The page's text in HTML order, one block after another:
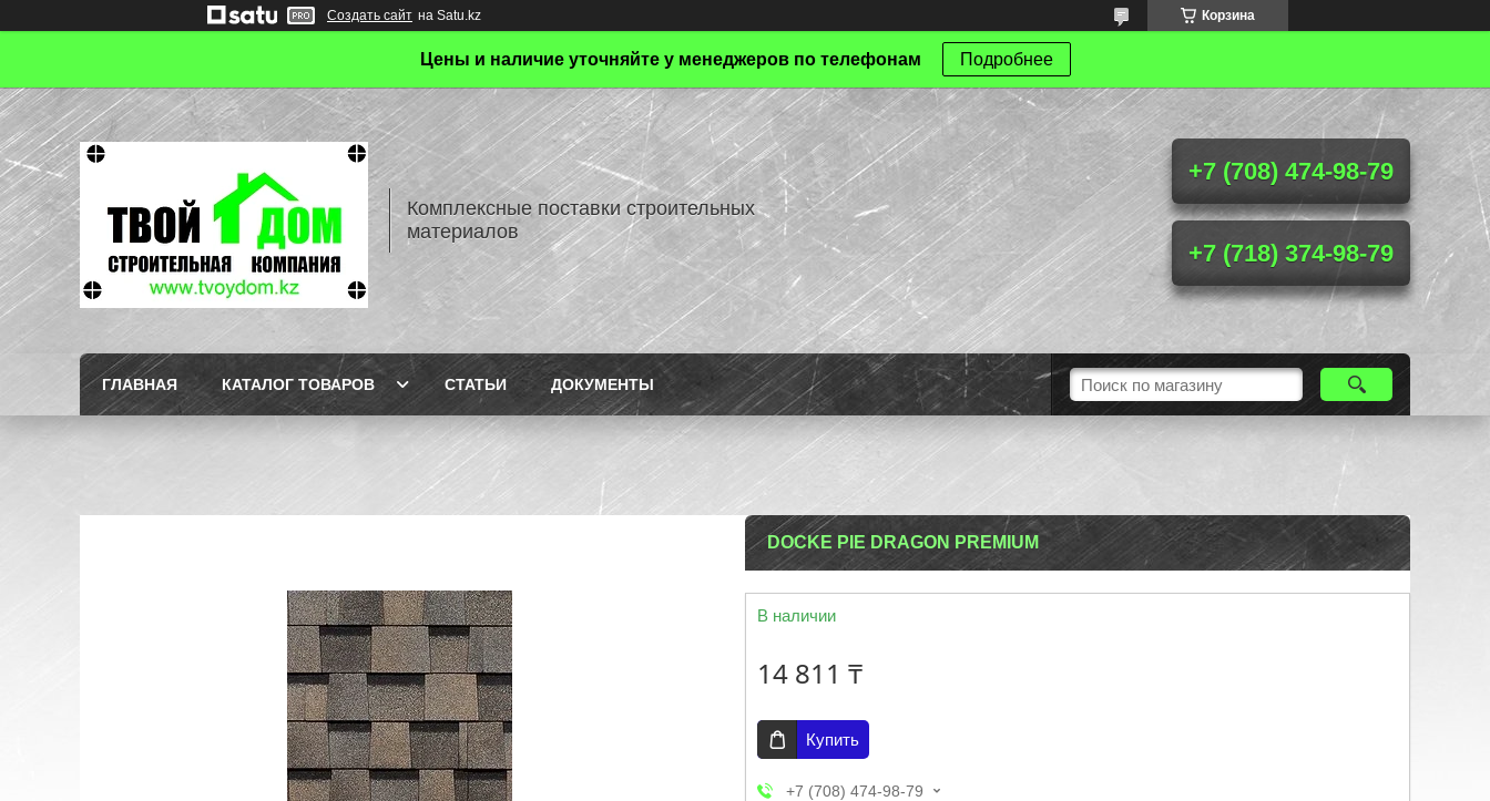
Создать сайт на Satu.kz Корзина
Цены и наличие уточняйте у менеджеров по телефонам Подробнее
Комплексные поставки строительных
материалов
+7 (708) 474-98-79
+7 (718) 374-98-79
ГЛАВНАЯ КАТАЛОГ ТОВАРОВ СТАТЬИ ДОКУМЕНТЫ
DОCKE PIE DRAGON PREMIUM
В наличии
14 811 ₸
Купить
+7 (708) 474-98-79